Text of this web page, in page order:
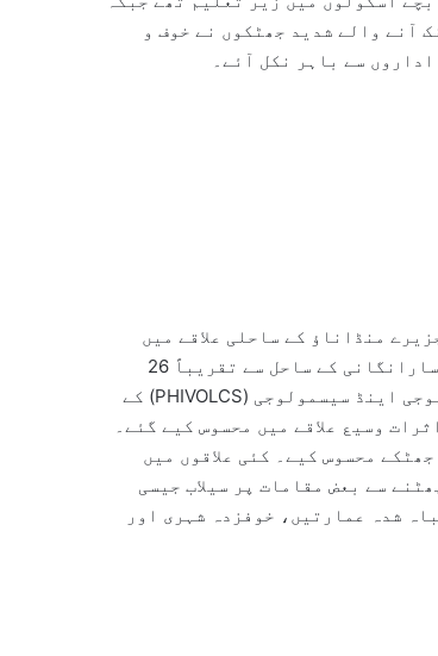
آنے والے شدید جھٹکوں نے خوف و
سے باہر نکل آئے۔
منڈاناؤ کے ساحلی علاقے میں
واقع تھا۔ اس کا مرکز سوکسکسارگن (SOCCSKSARGEN) ریجن کے صوبہ سارانگانی کے ساحل سے تقریباً 26
کلومیٹر مغرب-جنوب مغرب میں تھا۔ فلپائن انسٹی ٹیوٹ آف وولکینولوجی اینڈ سیسمولوجی (PHIVOLCS) کے
کے باعث اس کے اثرات وسیع علاقے میں محسوس کیے گئے۔
محسوس کیے۔ کئی علاقوں میں
سے بعض مقامات پر سیلاب جیسی
شدہ عمارتیں، خوفزدہ شہری اور